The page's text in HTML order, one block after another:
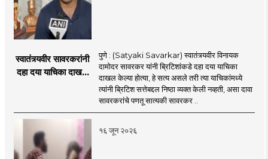
स्वातंत्र्यवीर सावरकरांनी
दहा दया याचिका दाखल
निष्ठा व्यक्त केली नाही’!
पणतू सात्यकी सावरकर
यांनी न्यायालयात सादर
केला दावा
पुणे : (Satyaki Savarkar) स्वातंत्र्यवीर विनायक
दामोदर सावरकर यांनी ब्रिटिशांकडे दहा दया याचिका
दाखल केल्या होत्या, हे सत्य असले तरी त्या याचिकांमध्ये
त्यांनी ब्रिटिश सत्तेबद्दल निष्ठा व्यक्त केली नव्हती, असा दावा
सावरकरांचे पणतू सात्यकी सावरकर ..
१६ जून २०२६